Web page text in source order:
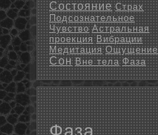
Состояние Страх
Подсознательное
Чувство Астральная
проекция Вибрации
Медитация Ощущение
Сон Вне тела Фаза
Фаза